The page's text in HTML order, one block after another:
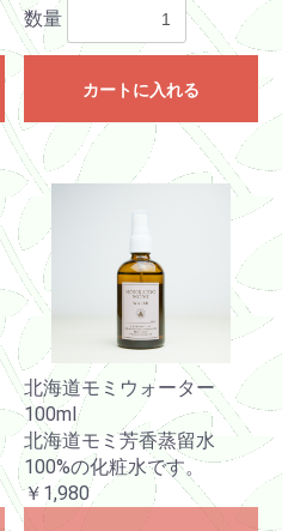
数量
カートに入れる
北海道モミウォーター
100ml
北海道モミ芳香蒸留水
100%の化粧水です。
￥1,980
カートへ進む